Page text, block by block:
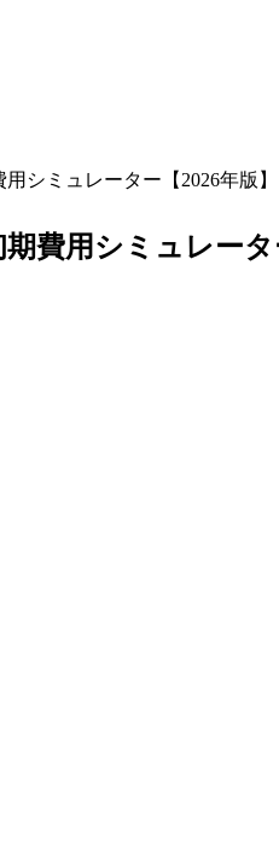
シミュレーター【2026年版】
費用シミュレータ